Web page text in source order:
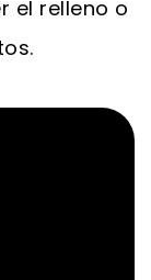
el relleno o